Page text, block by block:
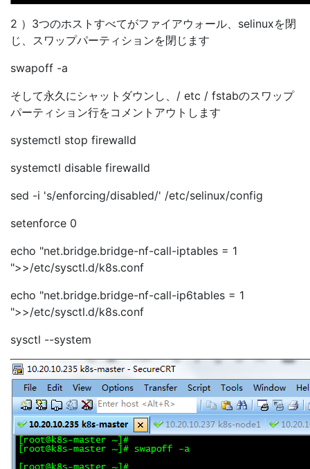
2 ）3つのホストすべてがファイアウォール、selinuxを閉
じ、スワップパーティションを閉じます
swapoff -a
そして永久にシャットダウンし、/ etc / fstabのスワップ
パーティション行をコメントアウトします
systemctl stop firewalld
systemctl disable firewalld
sed -i 's/enforcing/disabled/' /etc/selinux/config
setenforce 0
echo "net.bridge.bridge-nf-call-iptables = 1
">>/etc/sysctl.d/k8s.conf
echo "net.bridge.bridge-nf-call-ip6tables = 1
">>/etc/sysctl.d/k8s.conf
sysctl --system